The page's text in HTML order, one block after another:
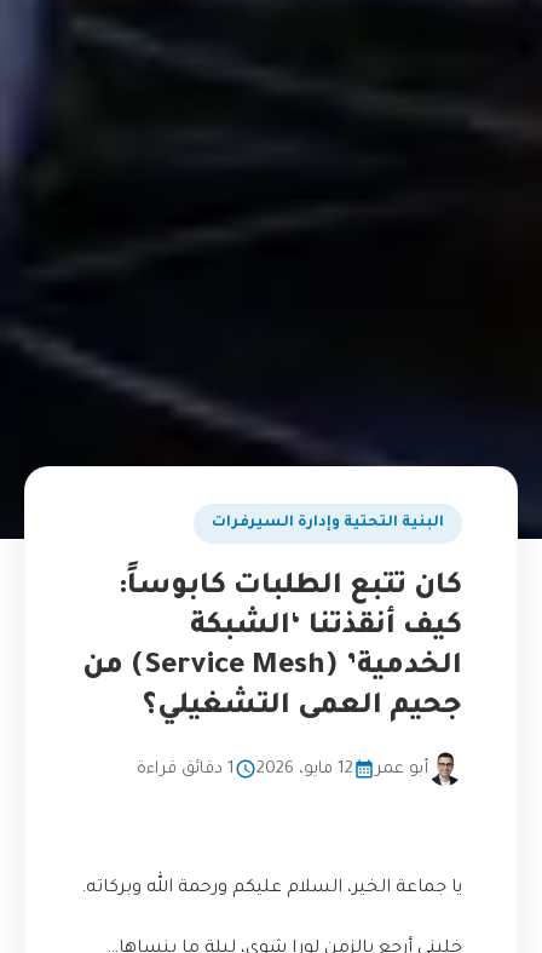
البنية التحتية وإدارة السيرفرات
كان تتبع الطلبات كابوساً:
كيف أنقذتنا ‘الشبكة
الخدمية’ (Service Mesh) من
جحيم العمى التشغيلي؟
أبو عمر 12 مايو، 2026 1 دقائق قراءة
يا جماعة الخير، السلام عليكم ورحمة الله وبركاته.